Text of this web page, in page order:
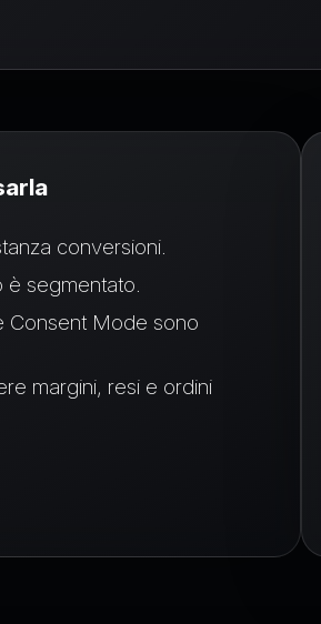
conversioni.
è segmentato.
Consent Mode sono
margini, resi e ordini